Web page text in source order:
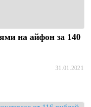
на айфон за 140
31.01.2021